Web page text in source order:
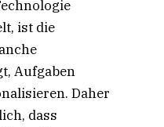
ist die
Aufgaben
Daher
dass